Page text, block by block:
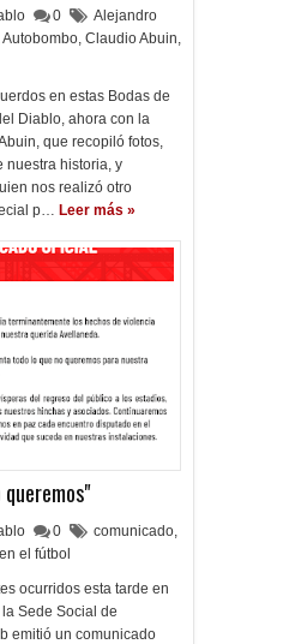
0
Alejandro
Autobombo, Claudio Abuin,
en estas Bodas de
Diablo, ahora con la
que recopiló fotos,
nuestra historia, y
nos realizó otro
p… Leer más »
0 comunicado,
el fútbol
ocurridos esta tarde en
Sede Social de
emitió un comunicado